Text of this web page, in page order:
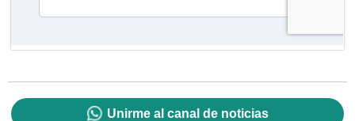
Unirme al canal de noticias